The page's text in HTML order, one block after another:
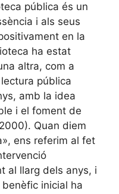
pública és un
i als seus
en la
ha estat
altra, com a
pública
amb la idea
i el foment de
Quan diem
ens referim al fet
al llarg dels anys, i
benèfic inicial ha